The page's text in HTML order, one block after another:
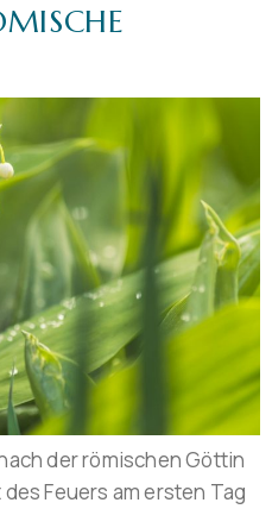
der römischen Göttin
Feuers am ersten Tag